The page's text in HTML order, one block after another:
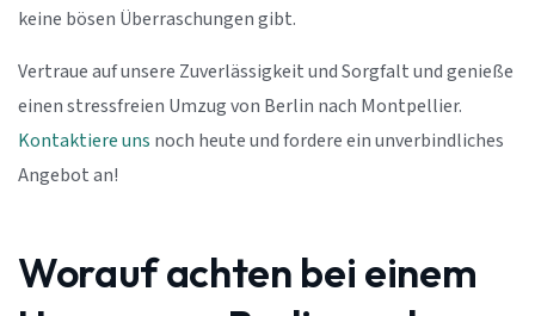
keine bösen Überraschungen gibt.
Vertraue auf unsere Zuverlässigkeit und Sorgfalt und genieße
einen stressfreien Umzug von Berlin nach Montpellier.
Kontaktiere uns noch heute und fordere ein unverbindliches
Angebot an!
Worauf achten bei einem